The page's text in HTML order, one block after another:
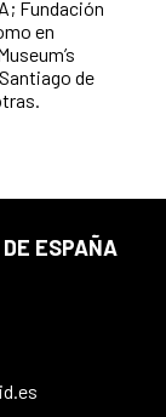
Fundación
en
de
ESPAÑA